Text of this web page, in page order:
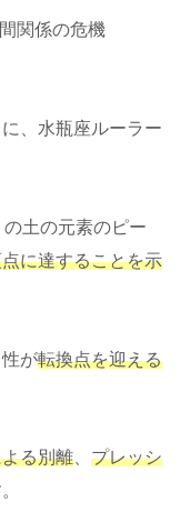
関係の危機
、水瓶座ルーラー
土の元素のピー
に達することを示
が転換点を迎える
る別離、 プレッシ